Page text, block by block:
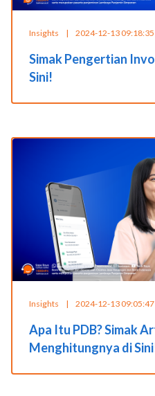
Insights | 2024-12-13 09:18:35
Simak Pengertian
Sini!
Insights | 2024-12-13 09:05:47
Apa Itu PDB? Simak
Menghitungnya di